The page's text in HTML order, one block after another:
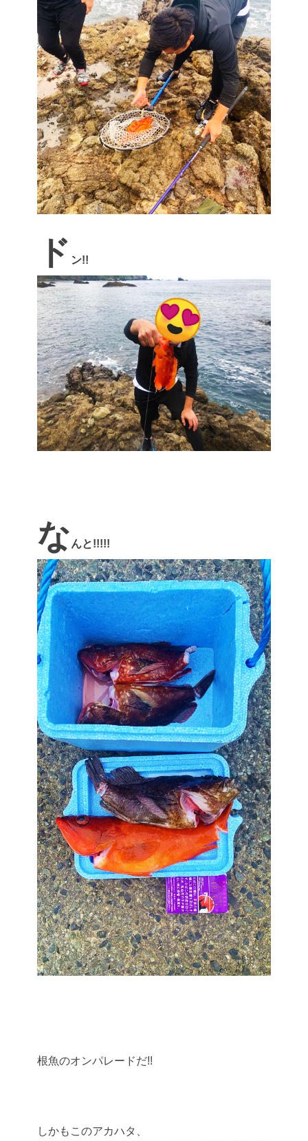
ド ン!!
な んと!!!!!
根魚のオンパレードだ!!
しかもこのアカハタ、